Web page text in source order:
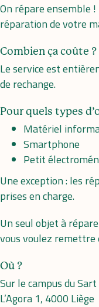
On répare ensemble
réparation de votre
Combien ça coûte ?
Le service est
de rechange.
Pour quels types
Matériel
Smartphone
Petit
Une exception : les
prises en charge.
Un seul objet à
vous voulez
Où ?
Sur le campus du
L’Agora 1, 4000 Liège